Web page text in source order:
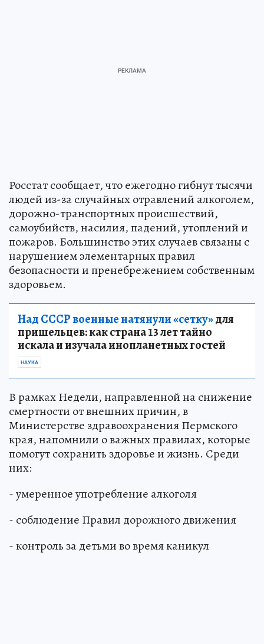
Росстат сообщает, что ежегодно гибнут тысячи
людей из-за случайных отравлений алкоголем,
дорожно-транспортных происшествий,
самоубийств, насилия, падений, утоплений и
пожаров. Большинство этих случаев связаны с
нарушением элементарных правил
безопасности и пренебрежением собственным
здоровьем.
Над СССР военные натянули «сетку»для
пришельцев: как страна 13 лет тайно
искала и изучала инопланетных гостей
НАУКА
В рамках Недели, направленной на снижение
смертности от внешних причин, в
Министерстве здравоохранения Пермского
края, напомнили о важных правилах, которые
помогут сохранить здоровье и жизнь. Среди
них:
- умеренное употребление алкоголя
- соблюдение Правил дорожного движения
- контроль за детьми во время каникул